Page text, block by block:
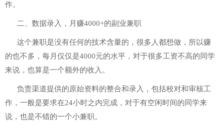
作。
二、数据录入，月赚4000+的副业兼职
这个兼职是没有任何的技术含量的，很多人都想做，所以赚
的也不多，每月仅仅是4000元的水平，对于很多工资不高的同学
来说，也算是一个额外的收入。
负责渠道提供的原始资料的整合和录入，包括校对和审核工
作，一般是要求在24小时之内完成，对于有空闲时间的同学来
说，也是不错的一个小兼职。